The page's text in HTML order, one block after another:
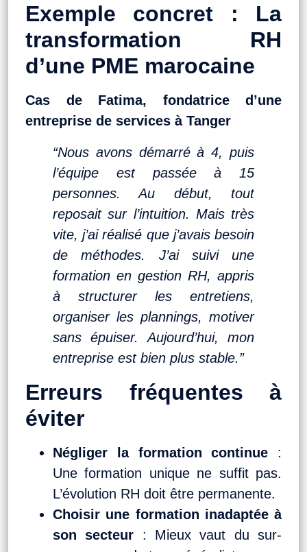
Exemple concret : La
transformation RH
d’une PME marocaine
Cas de Fatima, fondatrice d’une
entreprise de services à Tanger
“Nous avons démarré à 4, puis
l’équipe est passée à 15
personnes. Au début, tout
reposait sur l’intuition. Mais très
vite, j’ai réalisé que j’avais besoin
de méthodes. J’ai suivi une
formation en gestion RH, appris
à structurer les entretiens,
organiser les plannings, motiver
sans épuiser. Aujourd’hui, mon
entreprise est bien plus stable.”
Erreurs fréquentes à
éviter
Négliger la formation continue :
Une formation unique ne suffit pas.
L’évolution RH doit être permanente.
Choisir une formation inadaptée à
son secteur : Mieux vaut du sur-